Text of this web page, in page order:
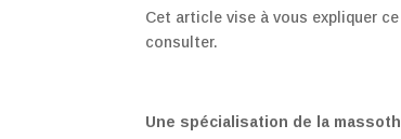
Cet article vise à vous expliquer
consulter.
Une spécialisation de la